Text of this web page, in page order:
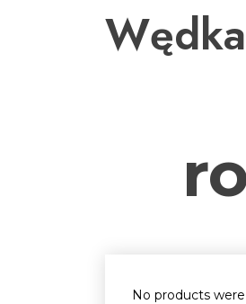
No products